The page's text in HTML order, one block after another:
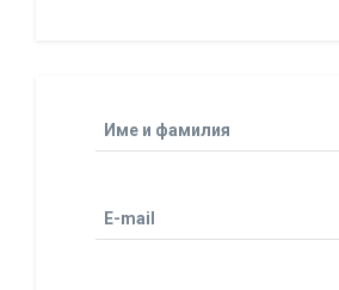
Име и фамилия
E-mail